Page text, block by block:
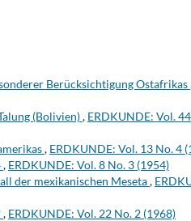
Berücksichtigung Ostafrikas
(Bolivien), ERDKUNDE: Vol.
, ERDKUNDE: Vol. 13 No. 4
, ERDKUNDE: Vol. 8 No. 3 (1954)
der mexikanischen Meseta,
, ERDKUNDE: Vol. 22 No. 2 (1968)